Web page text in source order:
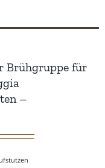
Brühgruppe für
–